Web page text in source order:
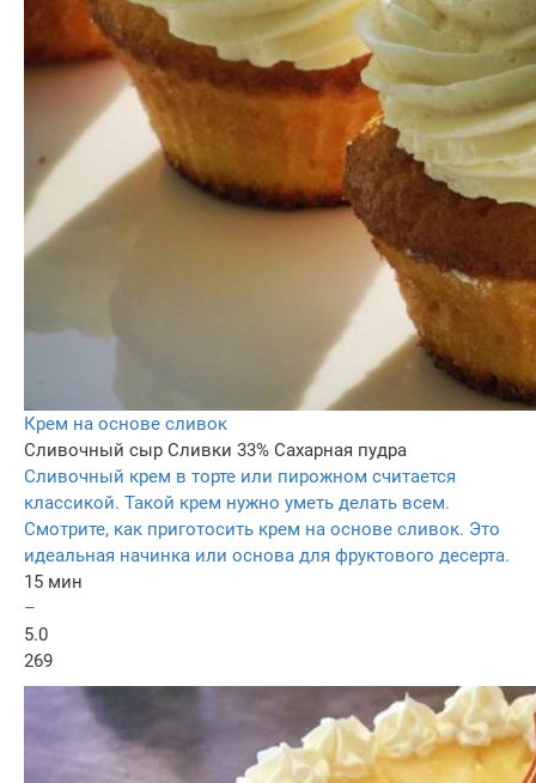
Крем на основе сливок
Сливочный сыр Сливки 33% Сахарная пудра
Сливочный крем в торте или пирожном считается
классикой. Такой крем нужно уметь делать всем.
Смотрите, как приготосить крем на основе сливок. Это
идеальная начинка или основа для фруктового десерта.
15 мин
–
5.0
269